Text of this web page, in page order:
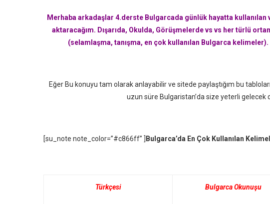
Merhaba arkadaşlar 4.derste Bulgarcada günlük hayatta
aktaracağım. Dışarıda, Okulda, Görüşmelerde vs vs her türlü
(selamlaşma, tanışma, en çok kullanılan Bulgarca
Eğer Bu konuyu tam olarak anlayabilir ve sitede paylaştığım bu
uzun süre Bulgaristan’da size yeterli gelecek
[su_note note_color=”#c866ff” ] Bulgarca’da En Çok Kullanılan
Türkçesi Bulgarca Okunuşu